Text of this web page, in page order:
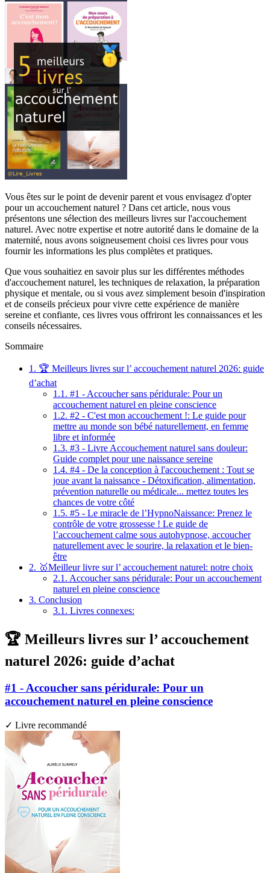
Vous êtes sur le point de devenir parent et vous envisagez d'opter
pour un accouchement naturel ? Dans cet article, nous vous
présentons une sélection des meilleurs livres sur l'accouchement
naturel. Avec notre expertise et notre autorité dans le domaine de la
maternité, nous avons soigneusement choisi ces livres pour vous
fournir les informations les plus complètes et pratiques.
Que vous souhaitiez en savoir plus sur les différentes méthodes
d'accouchement naturel, les techniques de relaxation, la préparation
physique et mentale, ou si vous avez simplement besoin d'inspiration
et de conseils précieux pour vivre cette expérience de manière
sereine et confiante, ces livres vous offriront les connaissances et les
conseils nécessaires.
Sommaire
1. 🏆 Meilleurs livres sur l’ accouchement naturel 2026: guide
d’achat
1.1. #1 - Accoucher sans péridurale: Pour un
accouchement naturel en pleine conscience
1.2. #2 - C'est mon accouchement !: Le guide pour
mettre au monde son bébé naturellement, en femme
libre et informée
1.3. #3 - Livre Accouchement naturel sans douleur:
Guide complet pour une naissance sereine
1.4. #4 - De la conception à l'accouchement : Tout se
joue avant la naissance - Détoxification, alimentation,
prévention naturelle ou médicale... mettez toutes les
chances de votre côté
1.5. #5 - Le miracle de l’HypnoNaissance: Prenez le
contrôle de votre grossesse ! Le guide de
l’accouchement calme sous autohypnose, accoucher
naturellement avec le sourire, la relaxation et le bien-
être
2. 🥇Meilleur livre sur l’ accouchement naturel: notre choix
2.1. Accoucher sans péridurale: Pour un accouchement
naturel en pleine conscience
3. Conclusion
3.1. Livres connexes:
🏆 Meilleurs livres sur l’ accouchement
naturel 2026: guide d’achat
#1 - Accoucher sans péridurale: Pour un
accouchement naturel en pleine conscience
✓ Livre recommandé